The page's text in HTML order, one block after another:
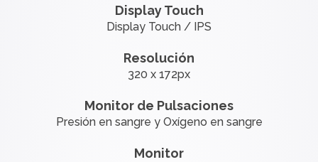
Display Touch
Display Touch / IPS
Resolución
320 x 172px
Monitor de Pulsaciones
Presión en sangre y Oxígeno en sangre
Monitor